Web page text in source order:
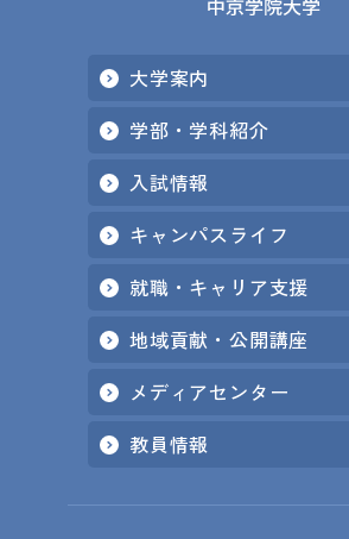
大学案内
学部・学科紹介
入試情報
キャンパスライフ
就職・キャリア支援
地域貢献・公開講座
メディアセンター
教員情報